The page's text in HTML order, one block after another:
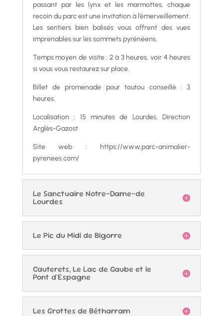
passant par les lynx et les marmottes, chaque
recoin du parc est une invitation à l’émerveillement.
Les sentiers bien balisés vous offrent des vues
imprenables sur les sommets pyrénéens.
Temps moyen de visite : 2 à 3 heures, voir 4 heures
si vous vous restaurez sur place.
Billet de promenade pour toutou conseillé : 3
heures.
Localisation : 15 minutes de Lourdes, Direction
Arglès-Gazost
Site web : https://www.parc-animalier-
pyrenees.com/
Le Sanctuaire Notre-Dame-de
Lourdes
Le Pic du Midi de Bigorre
Cauterets, Le Lac de Gaube et le
Pont d'Espagne
Les Grottes de Bétharram